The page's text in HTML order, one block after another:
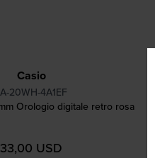
Casio
20WH-4A1EF
Orologio digitale retro rosa
33,00 USD